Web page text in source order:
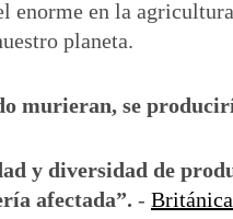
enorme en la
planeta.
murieran, se
y diversidad de
afectada”. - Británica